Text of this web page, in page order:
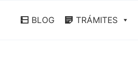
BLOG TRÁMITES